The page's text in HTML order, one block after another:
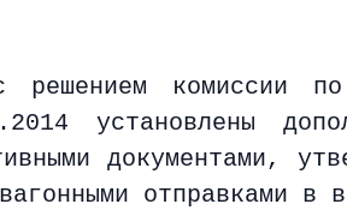
решением комиссии
установлены
документами,
отправками в